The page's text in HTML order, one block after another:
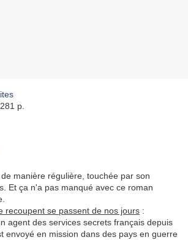
p.
manière régulière, touchée par son
Et ça n'a pas manqué avec ce roman
recoupent se passent de nos jours :
agent des services secrets français depuis
envoyé en mission dans des pays en guerre